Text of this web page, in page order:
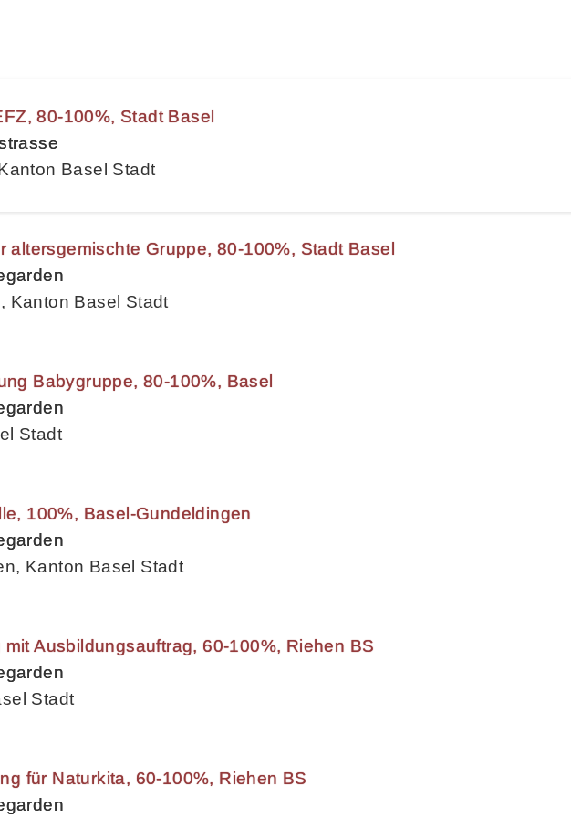
80-100%, Stadt Basel
Basel Stadt
altersgemischte Gruppe, 80-100%, Stadt Basel
Kanton Basel Stadt
Babygruppe, 80-100%, Basel
Stadt
100%, Basel-Gundeldingen
Kanton Basel Stadt
Ausbildungsauftrag, 60-100%, Riehen BS
Stadt
für Naturkita, 60-100%, Riehen BS